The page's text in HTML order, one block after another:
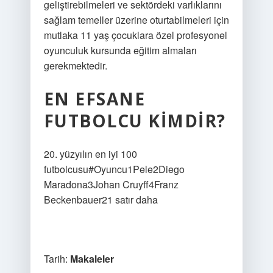
geliştirebilmeleri ve sektördeki varlıklarını
sağlam temeller üzerine oturtabilmeleri için
mutlaka 11 yaş çocuklara özel profesyonel
oyunculuk kursunda eğitim almaları
gerekmektedir.
EN EFSANE
FUTBOLCU KIMDIR?
20. yüzyılın en iyi 100
futbolcusu#Oyuncu1Pele2Diego
Maradona3Johan Cruyff4Franz
Beckenbauer21 satır daha
Tarih: Makaleler